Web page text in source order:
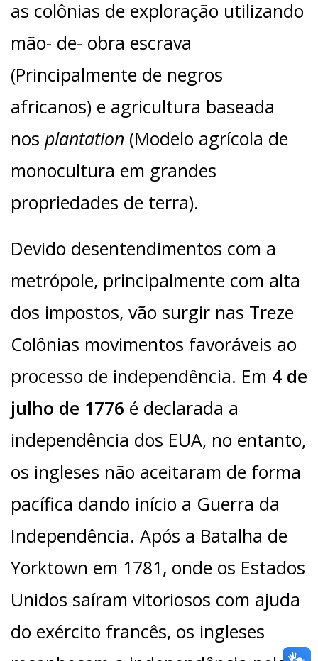
as colônias de exploração utilizando
mão- de- obra escrava
(Principalmente de negros
africanos) e agricultura baseada
nos plantation (Modelo agrícola de
monocultura em grandes
propriedades de terra).
Devido desentendimentos com a
metrópole, principalmente com alta
dos impostos, vão surgir nas Treze
Colônias movimentos favoráveis ao
processo de independência. Em 4 de
julho de 1776 é declarada a
independência dos EUA, no entanto,
os ingleses não aceitaram de forma
pacífica dando início a Guerra da
Independência. Após a Batalha de
Yorktown em 1781, onde os Estados
Unidos saíram vitoriosos com ajuda
do exército francês, os ingleses